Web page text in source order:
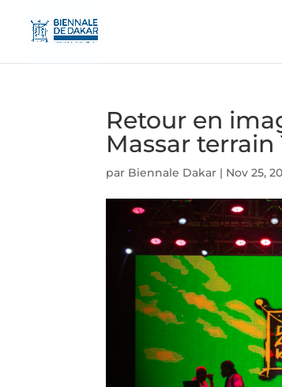
Retour en
Massar terrain
par Biennale Dakar | Nov 25,